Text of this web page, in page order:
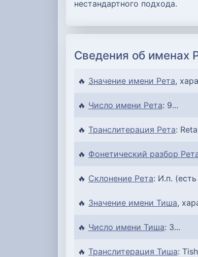
нестандартного подхода.
Сведения об именах
🔥 Значение имени Рета,
🔥 Число имени Рета: 9...
🔥 Транслитерация Рета:
🔥 Фонетический разбор
🔥 Склонение Рета: И.п.
🔥 Значение имени Тиша,
🔥 Число имени Тиша: 3...
🔥 Транслитерация Тиша: